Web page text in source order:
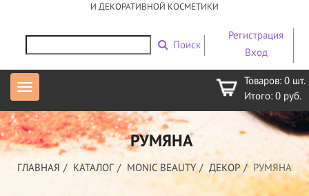
И ДЕКОРАТИВНОЙ КОСМЕТИКИ
Поиск
Регистрация
Вход
Товаров: 0 шт.
Итого: 0 руб.
РУМЯНА
ГЛАВНАЯ КАТАЛОГ MONIC BEAUTY ДЕКОР РУМЯНА